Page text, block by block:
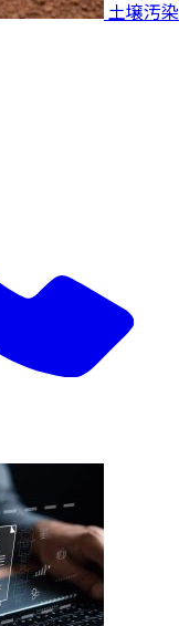
土壌汚染